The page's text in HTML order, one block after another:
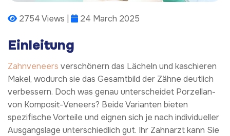
2754 Views | 24 March 2025
Einleitung
Zahnveneers verschönern das Lächeln und kaschieren
Makel, wodurch sie das Gesamtbild der Zähne deutlich
verbessern. Doch was genau unterscheidet Porzellan-
von Komposit-Veneers? Beide Varianten bieten
spezifische Vorteile und eignen sich je nach individueller
Ausgangslage unterschiedlich gut. Ihr Zahnarzt kann Sie